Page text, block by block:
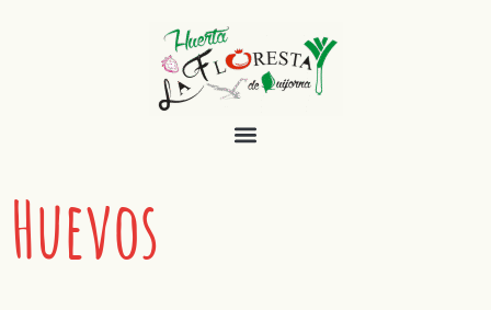
Huevos